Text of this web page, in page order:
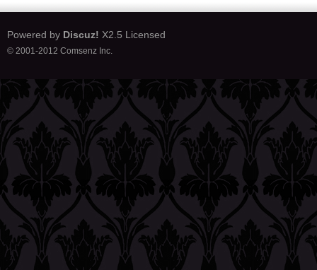
Powered by Discuz! X2.5 Licensed
© 2001-2012 Comsenz Inc.